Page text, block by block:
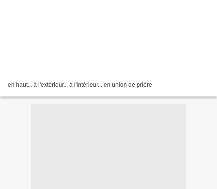
en haut... à l'extérieur... à l'intérieur... en union de prière